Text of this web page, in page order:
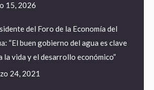
15, 2026
del Foro de la Economía del
“El buen gobierno del agua es clave
la vida y el desarrollo económico”
24, 2021